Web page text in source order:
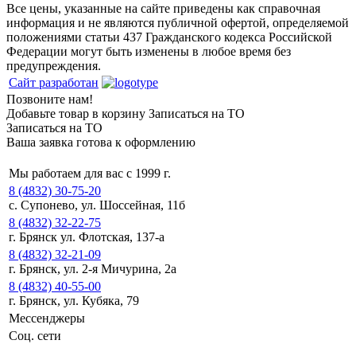
Все цены, указанные на сайте приведены как справочная
информация и не являются публичной офертой, определяемой
положениями статьи 437 Гражданского кодекса Российской
Федерации могут быть изменены в любое время без
предупреждения.
Сайт разработан
Позвоните нам!
Добавьте товар в корзину Записаться на ТО
Записаться на ТО
Ваша заявка готова к оформлению
Мы работаем для вас с 1999 г.
8 (4832) 30-75-20
с. Супонево, ул. Шоссейная, 11б
8 (4832) 32-22-75
г. Брянск ул. Флотская, 137-а
8 (4832) 32-21-09
г. Брянск, ул. 2-я Мичурина, 2а
8 (4832) 40-55-00
г. Брянск, ул. Кубяка, 79
Мессенджеры
Соц. сети